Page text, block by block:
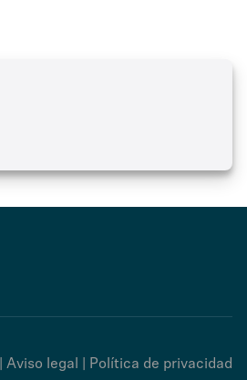
Aviso legal Política de privacidad